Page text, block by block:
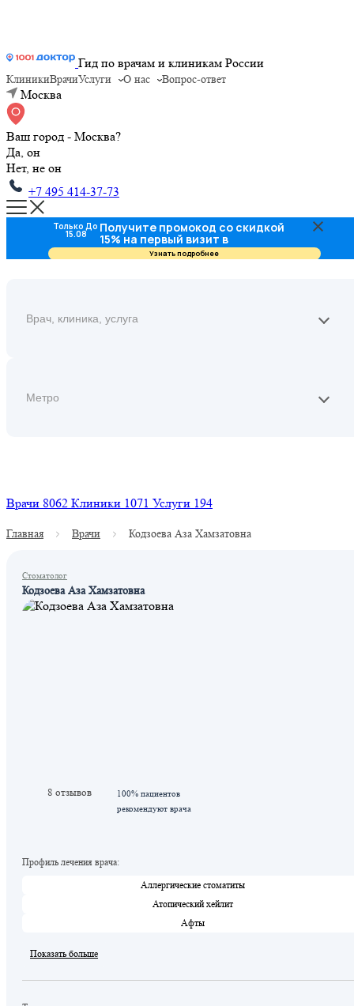
Гид по врачам и клиникам России
КлиникиВрачиУслуги О нас Вопрос-ответ
Москва
Ваш город - Москва?
Да, он
Нет, не он
+7 495 414-37-73
Врачи 8062 Клиники 1071 Услуги 194
Главная Врачи Кодзоева Аза Хамзатовна
Стоматолог
Кодзоева Аза Хамзатовна
8 отзывов
100% пациентов
рекомендуют врача
Профиль лечения врача:
Аллергические стоматиты
Атопический хейлит
Афты
Показать больше
Только До
15.08 Получите промокод со скидкой
15% на первый визит в
стоматологию
Узнать подробнее